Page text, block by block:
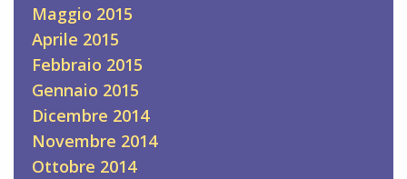
Maggio 2015
Aprile 2015
Febbraio 2015
Gennaio 2015
Dicembre 2014
Novembre 2014
Ottobre 2014